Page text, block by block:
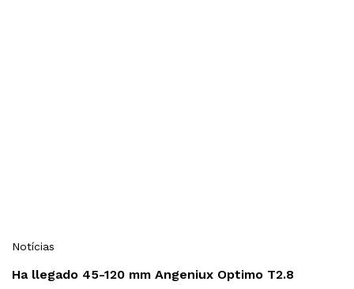
Notícias
Ha llegado 45-120 mm Angeniux Optimo T2.8